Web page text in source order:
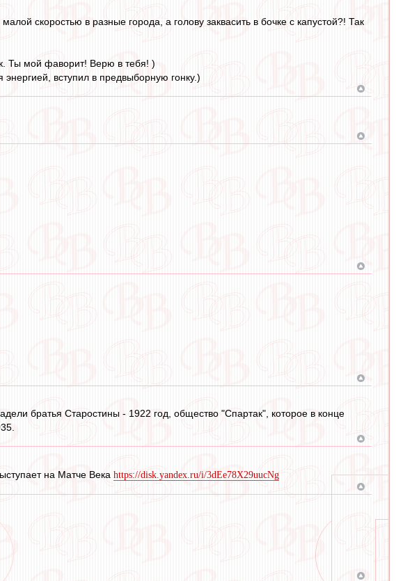
скоростью в разные города, а голову заквасить в бочке с капустой?! Так
Ты мой фаворит! Верю в тебя! )
вступил в предвыборную гонку.)
братья Старостины - 1922 год, общество "Спартак", которое в конце
на Матче Века https://disk.yandex.ru/i/3dEe78X29uucNg